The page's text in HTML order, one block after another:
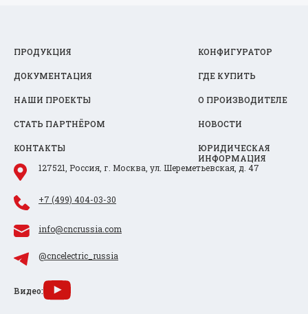
ПРОДУКЦИЯ КОНФИГУРАТОР
ДОКУМЕНТАЦИЯ ГДЕ КУПИТЬ
НАШИ ПРОЕКТЫ О ПРОИЗВОДИТЕЛЕ
СТАТЬ ПАРТНЁРОМ НОВОСТИ
КОНТАКТЫ
ЮРИДИЧЕСКАЯ
ИНФОРМАЦИЯ
127521, Россия, г. Москва, ул. Шереметьевская, д. 47
+7 (499) 404-03-30
info@cncrussia.com
@cncelectric_russia
Видео: